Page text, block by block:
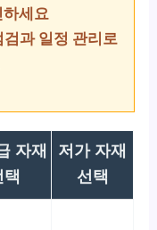
세요
과 일정 관리로
자재
택
저가 자재
선택